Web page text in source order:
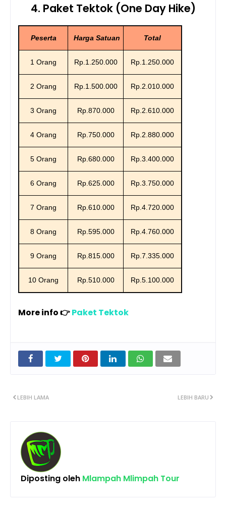
4. Paket Tektok (One Day Hike)
Peserta Harga Satuan Total
1 Orang Rp.1.250.000 Rp. 1.250.000
2 Orang Rp.1.500.000 Rp.2.010.000
3 Orang Rp.870.000 Rp.2.610.000
4 Orang Rp.750.000 Rp.2.880.000
5 Orang Rp.680.000 Rp.3.400.000
6 Orang Rp.625.000 Rp.3.750.000
7 Orang Rp.610.000 Rp.4.720.000
8 Orang Rp.595.000 Rp.4.760.000
9 Orang Rp.815.000 Rp.7.335.000
10 Orang Rp.510.000 Rp.5.100.000
More info 👉Paket Tektok
LEBIH BARU
LEBIH LAMA
Diposting oleh Mlampah Mlimpah Tour